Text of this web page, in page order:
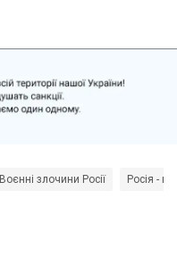
Воєнні злочини Росії Росія -